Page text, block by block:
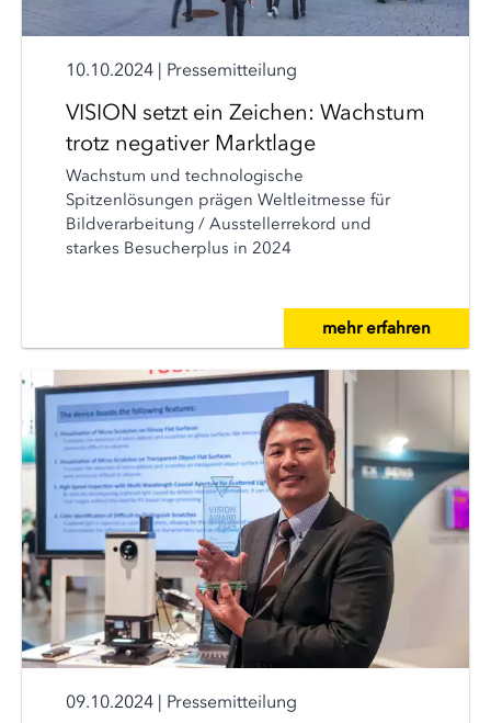
10.10.2024 | Pressemitteilung
VISION setzt ein Zeichen: Wachstum
trotz negativer Marktlage
Wachstum und technologische
Spitzenlösungen prägen Weltleitmesse für
Bildverarbeitung / Ausstellerrekord und
starkes Besucherplus in 2024
mehr erfahren
09.10.2024 | Pressemitteilung